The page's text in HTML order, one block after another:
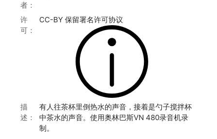
者：
许
可：
CC-BY 保留署名许可协议
描
述：
有人往茶杯里倒热水的声音，接着是勺子搅拌杯
中茶水的声音。使用奥林巴斯VN 480录音机录
制。